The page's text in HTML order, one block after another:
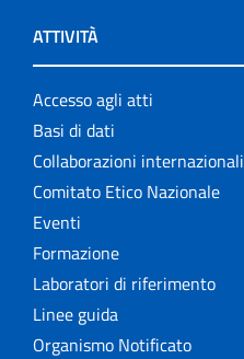
ATTIVITÀ
Accesso agli atti
Basi di dati
Collaborazioni internazionali
Comitato Etico Nazionale
Eventi
Formazione
Laboratori di riferimento
Linee guida
Organismo Notificato